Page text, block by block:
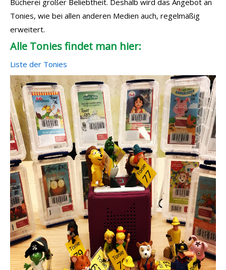
Bücherei großer Beliebtheit. Deshalb wird das Angebot an
Tonies, wie bei allen anderen Medien auch, regelmäßig
erweitert.
Alle Tonies findet man hier:
Liste der Tonies